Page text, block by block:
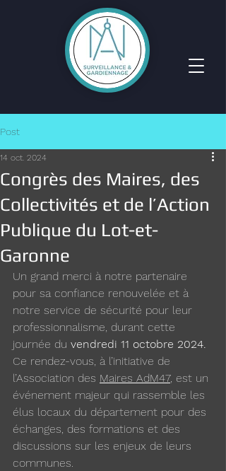
Post
Congrès des Maires, des
Collectivités et de l’Action
Publique du Lot-et-
Garonne
14 oct. 2024
Un grand merci à notre partenaire
pour sa confiance renouvelée et à
notre service de sécurité pour leur
professionnalisme, durant cette
journée du vendredi 11 octobre 2024.
Ce rendez-vous, à l’initiative de
l’Association des Maires AdM47, est un
événement majeur qui rassemble les
élus locaux du département pour des
échanges, des formations et des
discussions sur les enjeux de leurs
communes.